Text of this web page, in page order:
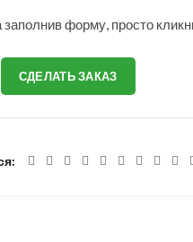
форму, просто
СДЕЛАТЬ ЗАКАЗ